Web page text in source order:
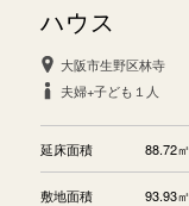
ハウス
大阪市生野区林寺
夫婦+子ども１人
延床面積 88.72
敷地面積 93.93